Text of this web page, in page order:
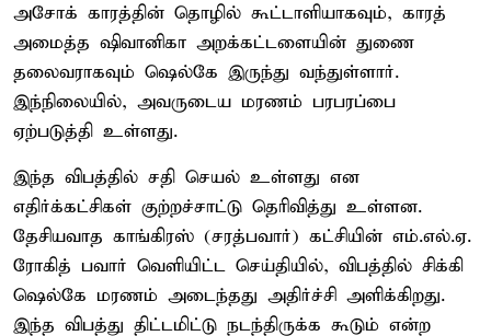
அசோக் காரத்தின் தொழில் கூட்டாளியாகவும், காரத்
அமைத்த ஷிவானிகா அறக்கட்டளையின் துணை
தலைவராகவும் ஷெல்கே இருந்து வந்துள்ளார்.
இந்நிலையில், அவருடைய மரணம் பரபரப்பை
ஏற்படுத்தி உள்ளது.
இந்த விபத்தில் சதி செயல் உள்ளது என
எதிர்க்கட்சிகள் குற்றச்சாட்டு தெரிவித்து உள்ளன.
தேசியவாத காங்கிரஸ் (சரத்பவார்) கட்சியின் எம்.எல்.ஏ.
ரோகித் பவார் வெளியிட்ட செய்தியில், விபத்தில் சிக்கி
ஷெல்கே மரணம் அடைந்தது அதிர்ச்சி அளிக்கிறது.
இந்த விபத்து திட்டமிட்டு நடந்திருக்க கூடும் என்ற